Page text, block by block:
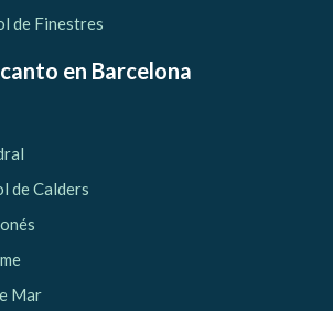
de Finestres
en Barcelona
de Calders
Mar